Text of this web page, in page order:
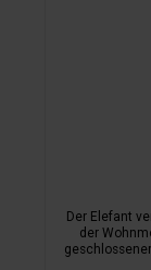
Der Elefant
der